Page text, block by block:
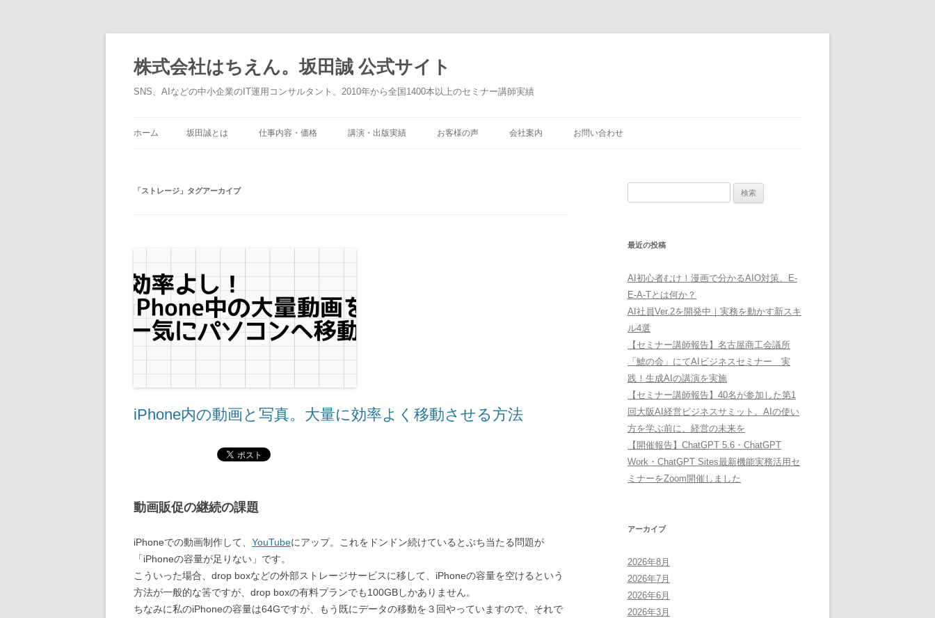
テ
ン
ツ
へ
ス
株式会社はちえん。坂田誠 公式サイト
SNS、AIなどの中小企業のIT運用コンサルタント。2010年から全国1400本以上のセミナー講師実績
ホーム 坂田誠とは 仕事内容・価格 講演・出版実績 お客様の声 会社案内 お問い合わせ
「ストレージ 」タグアーカイブ
iPhone内の動画と写真。大量に効率よく移動させる方法
動画販促の継続の課題
iPhoneでの動画制作して、 YouTubeにアップ。これをドンドン続けているとぶち当たる問題が
「iPhoneの容量が足りない」です。
こういった場合、drop boxなどの外部ストレージサービスに移して、iPhoneの容量を空けるという
方法が一般的な筈ですが、drop boxの有料プランでも100GBしかありません。
ちなみに私のiPhoneの容量は64Gですが、もう既にデータの移動を３回やっていますので、それで
最近の投稿
AI初心者むけ！漫画で分かるAIO対策、E-
E-A-Tとは何か？
AI社員Ver.2を開発中｜実務を動かす新スキ
ル4選
【セミナー講師報告】名古屋商工会議所
「鯱の会」にてAIビジネスセミナー 実
践！生成AIの講演を実施
【セミナー講師報告】40名が参加した第1
回大阪AI経営ビジネスサミット。AIの使い
方を学ぶ前に、経営の未来を
【開催報告】ChatGPT 5.6・ChatGPT
Work・ChatGPT Sites最新機能実務活用セ
ミナーをZoom開催しました
アーカイブ
2026年8月
2026年7月
2026年6月
2026年3月